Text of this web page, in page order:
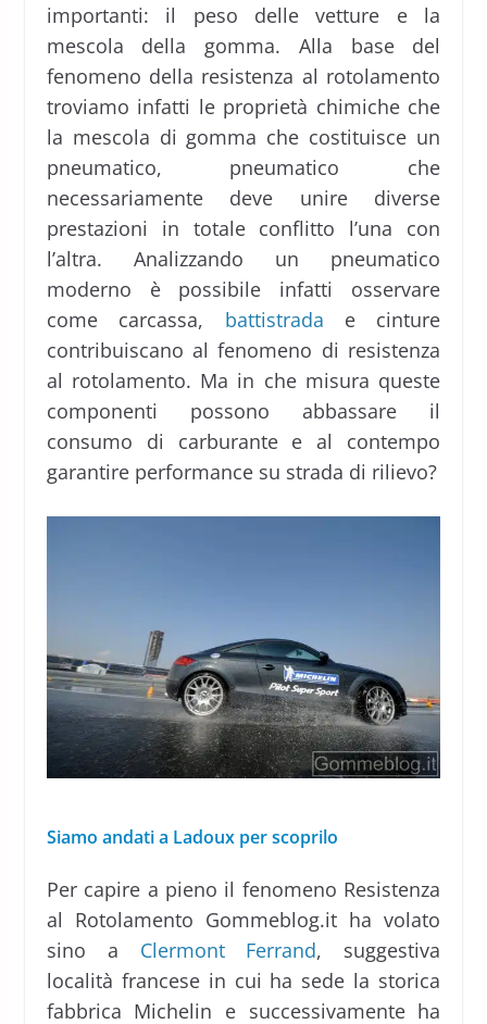
importanti: il peso delle vetture e la
mescola della gomma. Alla base del
fenomeno della resistenza al rotolamento
troviamo infatti le proprietà chimiche che
la mescola di gomma che costituisce un
pneumatico, pneumatico che
necessariamente deve unire diverse
prestazioni in totale conflitto l’una con
l’altra. Analizzando un pneumatico
moderno è possibile infatti osservare
come carcassa, battistrada e cinture
contribuiscano al fenomeno di resistenza
al rotolamento. Ma in che misura queste
componenti possono abbassare il
consumo di carburante e al contempo
garantire performance su strada di rilievo?
Siamo andati a Ladoux per scoprilo
Per capire a pieno il fenomeno Resistenza
al Rotolamento Gommeblog.it ha volato
sino a Clermont Ferrand, suggestiva
località francese in cui ha sede la storica
fabbrica Michelin e successivamente ha